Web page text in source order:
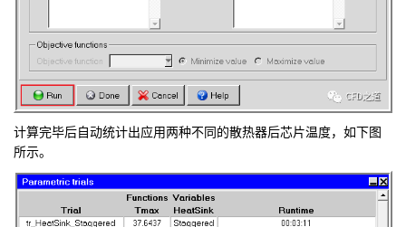
计算完毕后自动统计出应用两种不同的散热器后芯片温度，如下图
所示。